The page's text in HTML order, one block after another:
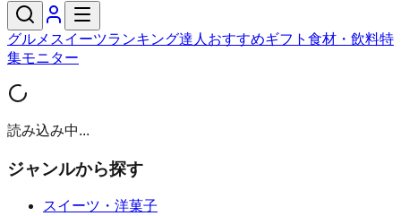
グルメ スイーツランキング達人おすすめギフト 食材・飲料特
集モニター
読み込み中...
ジャンルから探す
スイーツ・洋菓子